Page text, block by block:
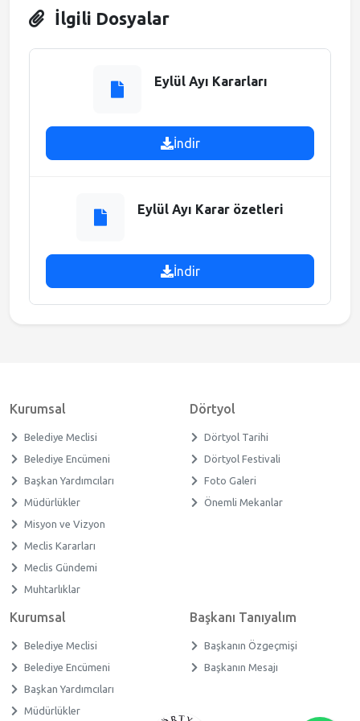
Meclis Gündemi
İlgili Dosyalar
Eylül Ayı Kararları
İndir
Eylül Ayı Karar özetleri
İndir
Kurumsal
Belediye Meclisi
Belediye Encümeni
Başkan Yardımcıları
Müdürlükler
Misyon ve Vizyon
Meclis Kararları
Meclis Gündemi
Muhtarlıklar
Dörtyol
Dörtyol Tarihi
Dörtyol Festivali
Foto Galeri
Önemli Mekanlar
Kurumsal
Belediye Meclisi
Belediye Encümeni
Başkan Yardımcıları
Müdürlükler
Başkanı Tanıyalım
Başkanın Özgeçmişi
Başkanın Mesajı